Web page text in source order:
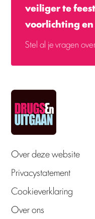
veiliger te
voorlichting
Stel al je vragen
Over deze website
Privacystatement
Cookieverklaring
Over ons